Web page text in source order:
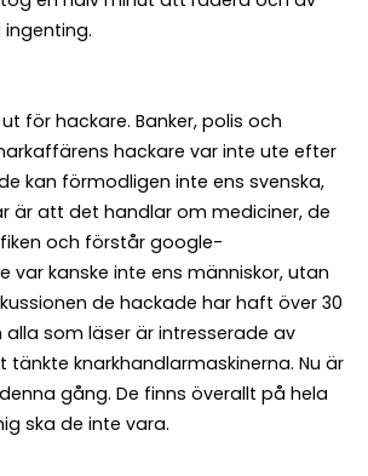
för hackare. Banker, polis och
hackare var inte ute efter
kan förmodligen inte ens svenska,
är att det handlar om mediciner, de
och förstår google-
var kanske inte ens människor, utan
de hackade har haft över 30
alla som läser är intresserade av
tänkte knarkhandlarmaskinerna. Nu är
gång. De finns överallt på hela
ska de inte vara.